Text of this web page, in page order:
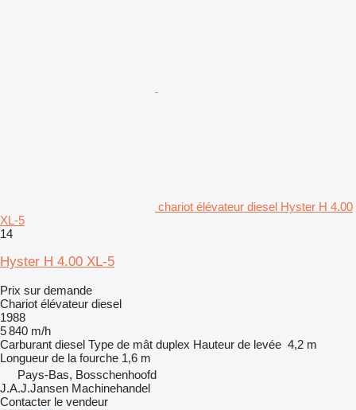
chariot élévateur diesel Hyster H 4.00
XL-5
14
Hyster H 4.00 XL-5
Prix sur demande
Chariot élévateur diesel
1988
5 840 m/h
Carburant diesel Type de mât duplex Hauteur de levée 4,2 m
Longueur de la fourche 1,6 m
Pays-Bas, Bosschenhoofd
J.A.J.Jansen Machinehandel
Contacter le vendeur